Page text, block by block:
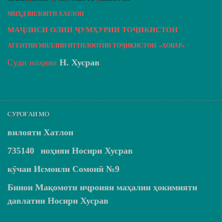
МИҲД ВИЛОЯТИ ХАТЛОН
МАҶЛИСИ ОЛИИ ҶУМҲУРИИ ТОҶИКИСТОН
АГЕНТИИ МИЛЛИИ ИТТИЛООТИИ ТОҶИКИСТОН «ХОВАР»
Суди ноҳияи Н. Хусрав
СУРОҒАИ МО
вилояти Хатлон
735140
ноҳияи Носири Хусрав
кӯчаи Исмоили Сомонӣ №9
Бинои Мақомоти иҷроияи маҳалии ҳокимияти
давлатии Носири Хусрав